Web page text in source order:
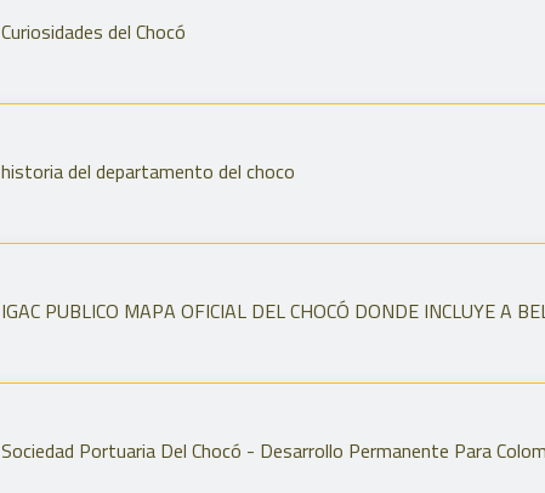
Curiosidades del Chocó
historia del departamento del choco
IGAC PUBLICO MAPA OFICIAL DEL CHOCÓ DONDE INCLUYE A
Sociedad Portuaria Del Chocó - Desarrollo Permanente Para